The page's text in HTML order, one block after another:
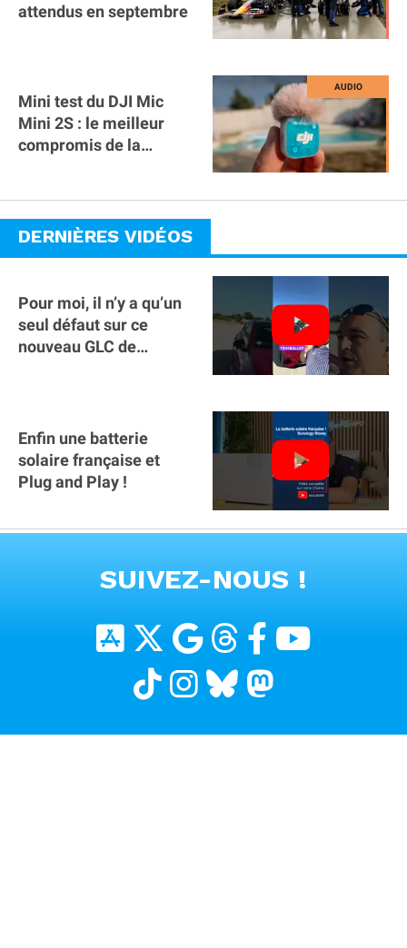
attendus en septembre
Mini test du DJI Mic
Mini 2S : le meilleur
compromis de la
DERNIÈRES VIDÉOS
Pour moi, il n’y a qu’un
seul défaut sur ce
nouveau GLC de
Enfin une batterie
solaire française et
Plug and Play !
SUIVEZ-NOUS !